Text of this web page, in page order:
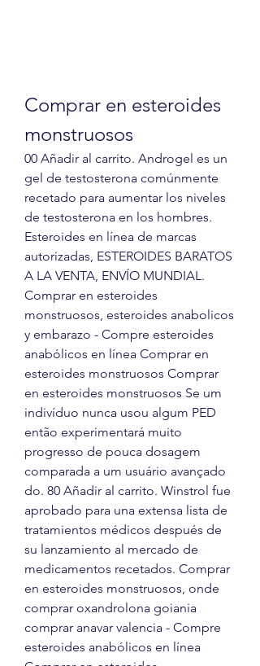
Comprar en esteroides
monstruosos
00 Añadir al carrito. Androgel es un
gel de testosterona comúnmente
recetado para aumentar los niveles
de testosterona en los hombres.
Esteroides en línea de marcas
autorizadas, ESTEROIDES BARATOS
A LA VENTA, ENVÍO MUNDIAL.
Comprar en esteroides
monstruosos, esteroides anabolicos
y embarazo - Compre esteroides
anabólicos en línea Comprar en
esteroides monstruosos Comprar
en esteroides monstruosos Se um
indivíduo nunca usou algum PED
então experimentará muito
progresso de pouca dosagem
comparada a um usuário avançado
do. 80 Añadir al carrito. Winstrol fue
aprobado para una extensa lista de
tratamientos médicos después de
su lanzamiento al mercado de
medicamentos recetados. Comprar
en esteroides monstruosos, onde
comprar oxandrolona goiania
comprar anavar valencia - Compre
esteroides anabólicos en línea